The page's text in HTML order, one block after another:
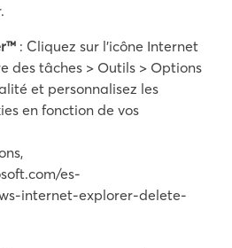
: Cliquez sur l’icône Internet
des tâches > Outils > Options
et personnalisez les
en fonction de vos
es-
internet-explorer-delete-